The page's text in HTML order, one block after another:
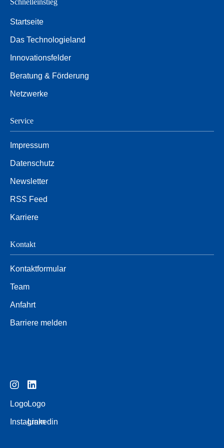
Schnelleinstieg
Startseite
Das Technologieland
Innovationsfelder
Beratung & Förderung
Netzwerke
Service
Impressum
Datenschutz
Newsletter
RSS Feed
Karriere
Kontakt
Kontaktformular
Team
Anfahrt
Barriere melden
Logo
Instagram
Logo
Linkedin